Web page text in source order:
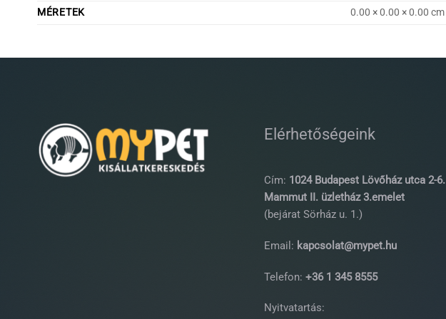
MÉRETEK
0.00 × 0.00 × 0.00 cm
Elérhetőségeink
Cím: 1024 Budapest Lövőház utca 2-6.
Mammut II. üzletház 3.emelet
(bejárat Sörház u. 1.)
Email: kapcsolat@mypet.hu
Telefon: +36 1 345 8555
Nyitvatartás: